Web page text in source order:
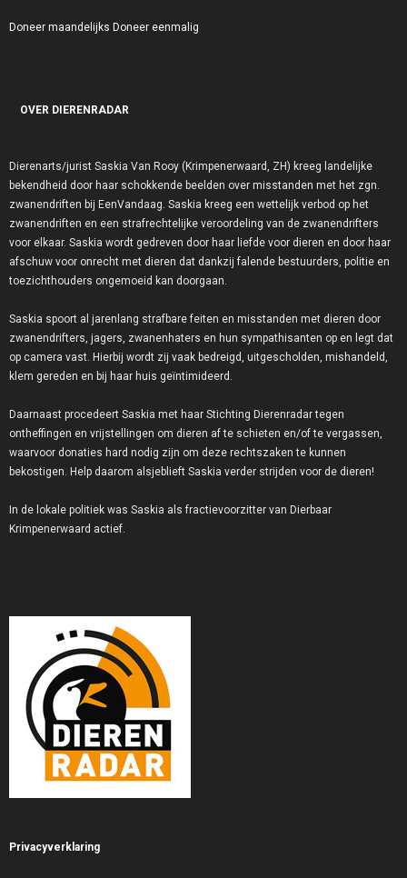
Doneer maandelijks Doneer eenmalig
OVER DIERENRADAR
Dierenarts/jurist Saskia Van Rooy (Krimpenerwaard, ZH) kreeg landelijke
bekendheid door haar schokkende beelden over misstanden met het zgn.
zwanendriften bij EenVandaag. Saskia kreeg een wettelijk verbod op het
zwanendriften en een strafrechtelijke veroordeling van de zwanendrifters
voor elkaar. Saskia wordt gedreven door haar liefde voor dieren en door haar
afschuw voor onrecht met dieren dat dankzij falende bestuurders, politie en
toezichthouders ongemoeid kan doorgaan.
Saskia spoort al jarenlang strafbare feiten en misstanden met dieren door
zwanendrifters, jagers, zwanenhaters en hun sympathisanten op en legt dat
op camera vast. Hierbij wordt zij vaak bedreigd, uitgescholden, mishandeld,
klem gereden en bij haar huis geïntimideerd.
Daarnaast procedeert Saskia met haar Stichting Dierenradar tegen
ontheffingen en vrijstellingen om dieren af te schieten en/of te vergassen,
waarvoor donaties hard nodig zijn om deze rechtszaken te kunnen
bekostigen. Help daarom alsjeblieft Saskia verder strijden voor de dieren!
In de lokale politiek was Saskia als fractievoorzitter van Dierbaar
Krimpenerwaard actief.
Privacyverklaring